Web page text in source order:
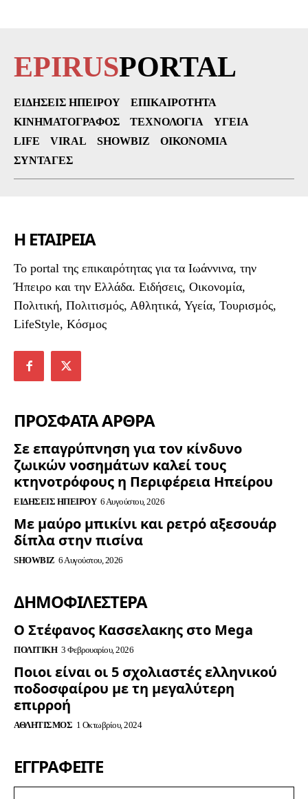
EPIRUSPORTAL
ΕΙΔΉΣΕΙΣ ΗΠΕΊΡΟΥ
ΕΠΙΚΑΙΡΌΤΗΤΑ
ΚΙΝΗΜΑΤΟΓΡΆΦΟΣ
ΤΕΧΝΟΛΟΓΊΑ
ΥΓΕΊΑ
LIFE
VIRAL SHOWBIZ
ΟΙΚΟΝΟΜΊΑ
ΣΥΝΤΑΓΈΣ
Η ΕΤΑΙΡΕΙΑ
To portal της επικαιρότητας για τα Ιωάννινα, την
Ήπειρο και την Ελλάδα. Ειδήσεις, Οικονομία,
Πολιτική, Πολιτισμός, Αθλητικά, Υγεία, Τουρισμός,
LifeStyle, Κόσμος
ΠΡΟΣΦΑΤΑ ΑΡΘΡΑ
Σε επαγρύπνηση για τον κίνδυνο
ζωικών νοσημάτων καλεί τους
κτηνοτρόφους η Περιφέρεια Ηπείρου
ΕΙΔΉΣΕΙΣ ΗΠΕΊΡΟΥ 6 Αυγούστου, 2026
Με μαύρο μπικίνι και ρετρό αξεσουάρ
δίπλα στην πισίνα
SHOWBIZ 6 Αυγούστου, 2026
ΔΗΜΟΦΙΛΈΣΤΕΡΑ
Ο Στέφανος Κασσελακης στο Mega
ΠΟΛΙΤΙΚΉ 3 Φεβρουαρίου, 2026
Ποιοι είναι οι 5 σχολιαστές ελληνικού
ποδοσφαίρου με τη μεγαλύτερη
επιρροή
ΑΘΛΗΤΙΣΜΌΣ 1 Οκτωβρίου, 2024
ΕΓΓΡΑΦΕΊΤΕ